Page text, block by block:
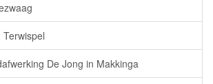
De Jong in Makkinga